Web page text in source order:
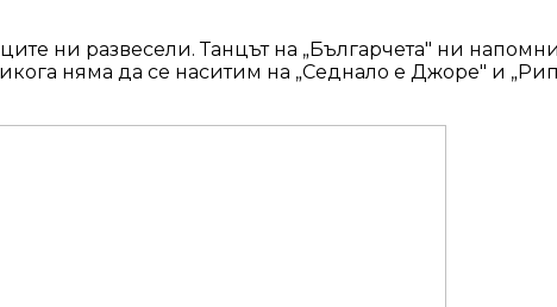
ни развесели. Танцът на „Българчета" ни
няма да се наситим на „Седнало е Джоре" и